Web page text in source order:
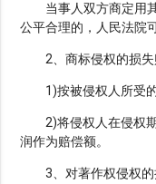
当事人双方商定用其
公平合理的，人民法院
2、商标侵权的损失
1)按被侵权人所受的
2)将侵权人在侵权期
润作为赔偿额。
3、对著作权侵权的